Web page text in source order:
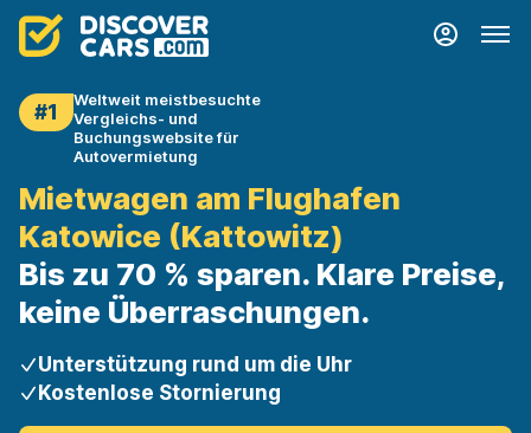
#1
Weltweit meistbesuchte
Vergleichs- und
Buchungswebsite für
Autovermietung
Mietwagen am Flughafen
Katowice (Kattowitz)
Bis zu 70 % sparen. Klare Preise,
keine Überraschungen.
Unterstützung rund um die Uhr
Kostenlose Stornierung